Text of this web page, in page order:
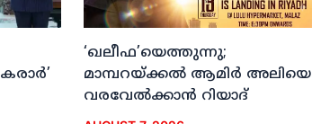
‘ഖലീഫ’യെത്തുന്നു;
മാമ്പറയ്ക്കല്‍ ആമിര്‍ അലിയെ
വരവേല്‍ക്കാന്‍ റിയാദ്